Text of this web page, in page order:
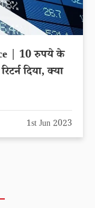
| 10 रुपये के
दिया, क्या
1st Jun 2023